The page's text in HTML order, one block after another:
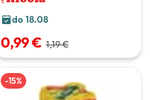
do 18.08
0,99 € 1,19 €
-15%